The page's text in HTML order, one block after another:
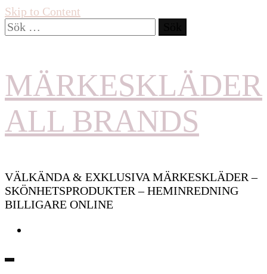
Skip to Content
Sök
efter:
MÄRKESKLÄDER
ALL BRANDS
VÄLKÄNDA & EXKLUSIVA MÄRKESKLÄDER –
SKÖNHETSPRODUKTER – HEMINREDNING
BILLIGARE ONLINE